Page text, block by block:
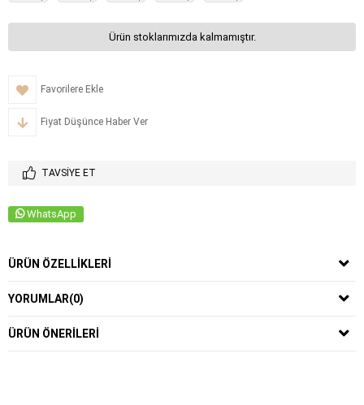
Ürün stoklarımızda kalmamıştır.
Favorilere Ekle
Fiyat Düşünce Haber Ver
TAVSIYE ET
WhatsApp
ÜRÜN ÖZELLIKLERI
YORUMLAR(0)
ÜRÜN ÖNERILERI